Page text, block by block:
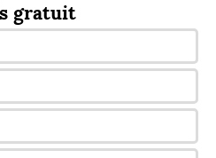
gratuit